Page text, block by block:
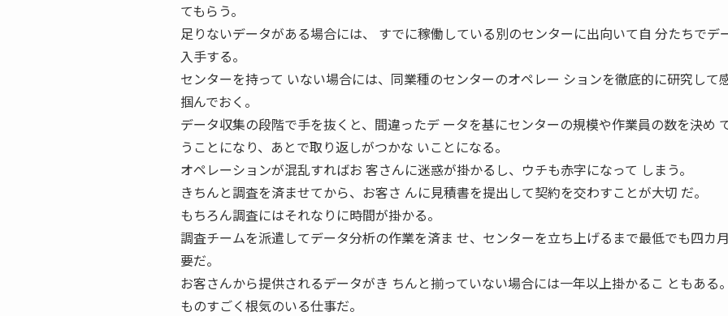
てもらう。
足りないデータがある場合には、 すでに稼働している別のセンターに出向いて自 分たちでデ
入手する。
センターを持って いない場合には、同業種のセンターのオペレー ションを徹底的に研究して
掴んでおく。
データ収集の段階で手を抜くと、間違ったデ ータを基にセンターの規模や作業員の数を決め
うことになり、あとで取り返しがつかな いことになる。
オペレーションが混乱すればお 客さんに迷惑が掛かるし、ウチも赤字になって しまう。
きちんと調査を済ませてから、お客さ んに見積書を提出して契約を交わすことが大切 だ。
もちろん調査にはそれなりに時間が掛かる。
調査チームを派遣してデータ分析の作業を済ま せ、センターを立ち上げるまで最低でも四カ
要だ。
お客さんから提供されるデータがき ちんと揃っていない場合には一年以上掛かるこ ともある。
ものすごく根気のいる仕事だ。